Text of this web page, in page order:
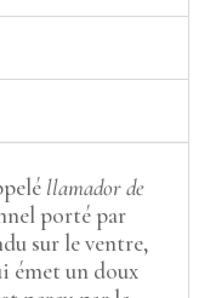
llamador de
porté par
sur le ventre,
un doux